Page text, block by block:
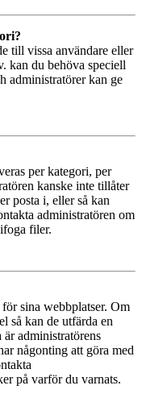
till vissa användare eller
kan du behöva speciell
administratörer kan ge
per kategori, per
kanske inte tillåter
posta i, eller så kan
administratören om
filer.
sina webbplatser. Om
så kan de utfärda en
administratörens
någonting att göra med
på varför du varnats.